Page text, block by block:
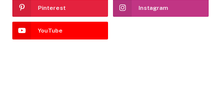
Pinterest Instagram
YouTube